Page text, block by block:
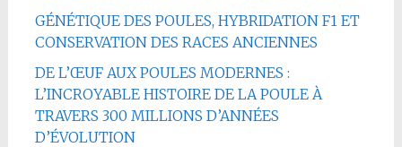
GÉNÉTIQUE DES POULES, HYBRIDATION F1 ET
CONSERVATION DES RACES ANCIENNES
DE L’ŒUF AUX POULES MODERNES :
L’INCROYABLE HISTOIRE DE LA POULE À
TRAVERS 300 MILLIONS D’ANNÉES
D’ÉVOLUTION